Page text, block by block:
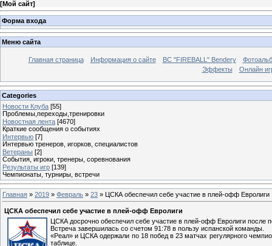
[Мой сайт]
Форма входа
Меню сайта
Главная страница Информация о сайте BC "FIREBALL" Bendery
Эффекты
Онлайн
Categories
Новости Клуба [55]
Проблемы,переходы,тренировки
Новостная лента [4670]
Краткие сообщения о событиях
Интервью [7]
Интервью тренеров, игорков, специалистов
Ветераны [2]
События, игроки, тренеры, соревнования
Результаты игр [139]
Чемпионаты, турниры, встречи
Главная » 2019 » Февраль » 23 » ЦСКА обеспечил себе участие в плей-офф Евролиги
ЦСКА обеспечил себе участие в плей-офф Евролиги
ЦСКА досрочно обеспечил себе участие в плей-офф Евролиги после
Встреча завершилась со счетом 91:78 в пользу испанской команды.
«Реал» и ЦСКА одержали по 18 побед в 23 матчах регулярного
таблице.